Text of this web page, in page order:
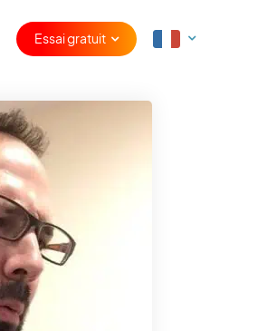
Essai gratuit